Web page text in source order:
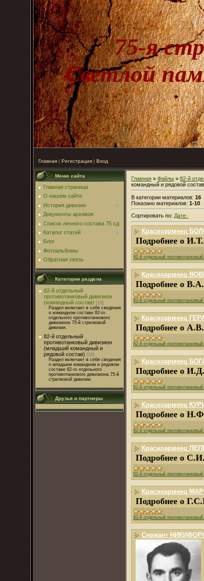
75-я
Светлой
Главная|Регистрация|Вход
Меню сайта
Главная страница
О нашем сайте
История дивизии
Документы архивов
Список личного состава 75 сд
Каталог статей
Блог
Фотоальбомы
Обратная связь
Категории раздела
82-й отдельный
противотанковый дивизион
(командный состав)
[13]
Раздел включает в себя сведения
о командном составе 82-го
отдельного противотанкового
дивизиона 75-й стрелковой
дивизии.
82-й отдельный
противотанковый дивизион
(младший командный и
рядовой состав)
[16]
Раздел включает в себя сведения
о младшем командном и рядовом
составе 82-го отдельного
противотанкового дивизиона 75-й
стрелковой дивизии.
Друзья и партнеры
Главная » Файлы » 82-й
командный и рядовой
В категории материалов: 16
Показано материалов: 1-10
Сортировать по: Дате
Красноармеец
Подробнее о
82-й отдельный
Красноармеец
Подробнее о
82-й отдельный
Красноармеец
Подробнее о
82-й отдельный
Красноармеец
Подробнее о
82-й отдельный
Красноармеец
Подробнее о
82-й отдельный
Красноармеец
Подробнее о
82-й отдельный
Красноармеец
Подробнее о
82-й отдельный
Сержант